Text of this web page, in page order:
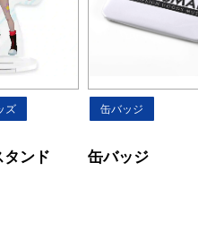
ズ
ンド
缶バッジ
缶バッジ